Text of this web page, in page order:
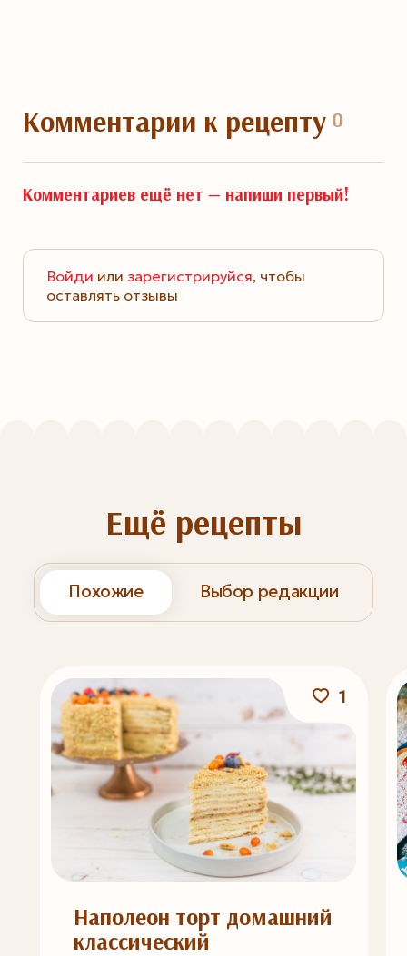
Комментарии к рецепту0
Комментариев ещё нет — напиши первый!
Войди или зарегистрируйся, чтобы
оставлять отзывы
Ещё рецепты
Похожие Выбор редакции
1
Наполеон торт домашний
классический